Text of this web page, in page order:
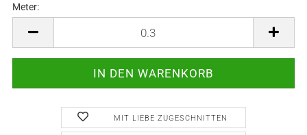
Meter:
MIT LIEBE ZUGESCHNITTEN